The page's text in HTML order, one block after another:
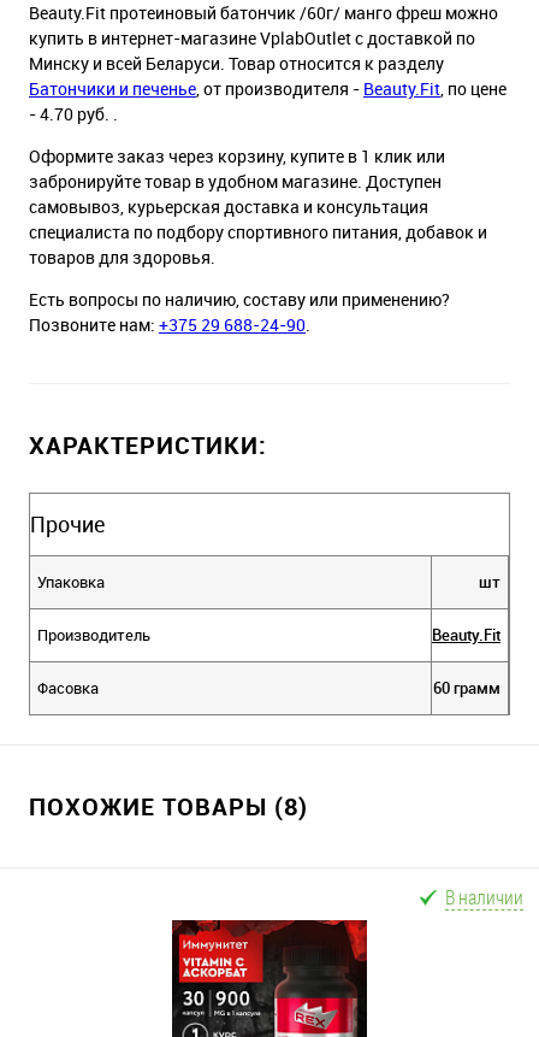
Beauty.Fit протеиновый батончик /60г/ манго фреш можно
купить в интернет-магазине VplabOutlet с доставкой по
Минску и всей Беларуси. Товар относится к разделу
Батончики и печенье, от производителя - Beauty.Fit, по цене
- 4.70 руб. .
Оформите заказ через корзину, купите в 1 клик или
забронируйте товар в удобном магазине. Доступен
самовывоз, курьерская доставка и консультация
специалиста по подбору спортивного питания, добавок и
товаров для здоровья.
Есть вопросы по наличию, составу или применению?
Позвоните нам: +375 29 688-24-90.
ХАРАКТЕРИСТИКИ:
Прочие
Упаковка шт
Производитель Beauty.Fit
Фасовка 60 грамм
ПОХОЖИЕ ТОВАРЫ (8)
В наличии